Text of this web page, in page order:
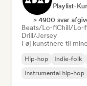
Playlist-
> 4900 svar
Beats/Lo-fiChill/Lo-
Drill/Jersey
Føj kunstnere til
Hip-hop Indie-folk
Instrumental hip-hop